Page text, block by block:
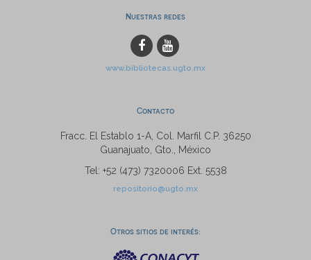
Nuestras redes
www.bibliotecas.ugto.mx
Contacto
Fracc. El Establo 1-A, Col. Marfil C.P. 36250
Guanajuato, Gto., México
Tel: +52 (473) 7320006 Ext. 5538
repositorio@ugto.mx
Otros sitios de interés: